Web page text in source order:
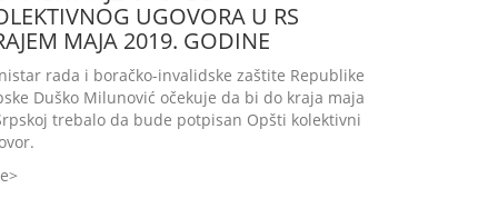
UGOVORA U RS
MAJA 2019. GODINE
rada i boračko-invalidske zaštite Republike
Duško Milunović očekuje da bi do kraja maja
trebalo da bude potpisan Opšti kolektivni